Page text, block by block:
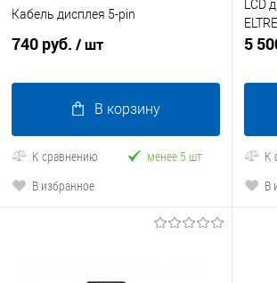
Кабель дисплея 5-pin
740 руб. / шт
В корзину
К сравнению
менее 5 шт
В избранное
LCD
5
К
В